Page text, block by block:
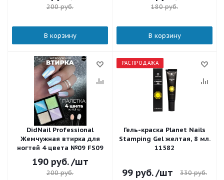
200руб.
В корзину
180руб.
В корзину
DidNail Professional
Жемчужная втирка для
ногтей 4 цвета №09 FS09
190руб. /шт
200руб.
РАСПРОДАЖА
Гель-краска Planet Nails
Stamping Gel желтая, 8 мл.
11582
99 руб. /шт 330руб.